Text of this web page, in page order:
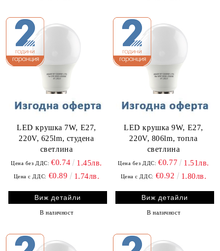
LED крушка 7W, E27,
220V, 625lm, студена
светлина
Цена без ДДС: €0.74 1.45лв.
Цена с ДДС: €0.89 1.74лв.
Виж детайли
В наличност
LED крушка 9W, E27,
220V, 806lm, топла
светлина
Цена без ДДС: €0.77 1.51лв.
Цена с ДДС: €0.92 1.80лв.
Виж детайли
В наличност